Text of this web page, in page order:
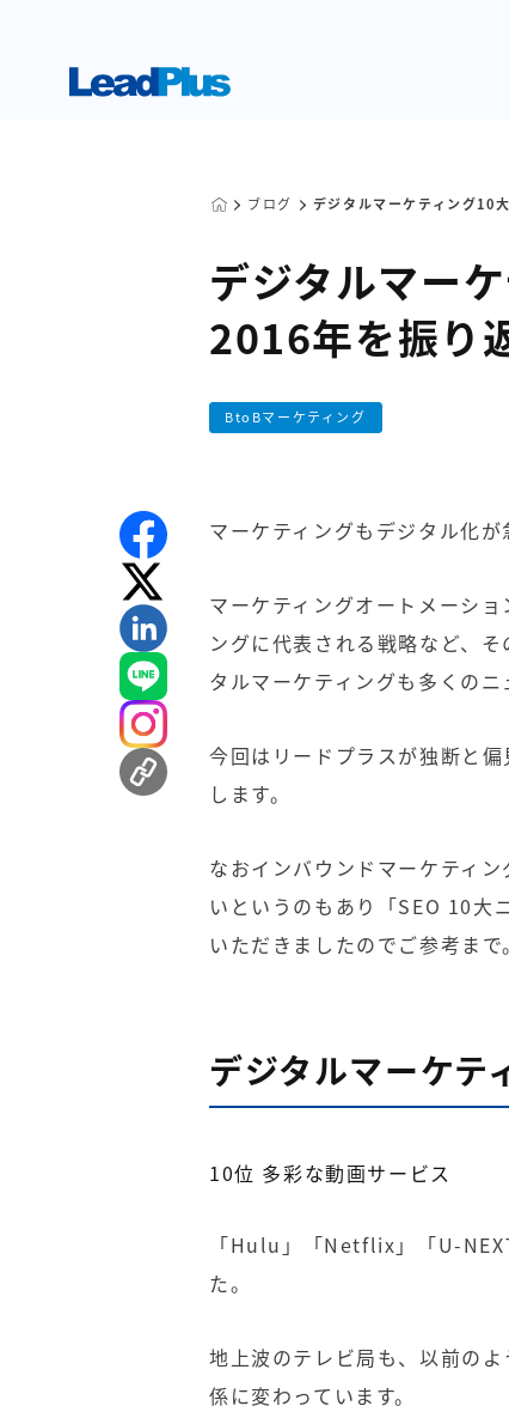
ブログ デジタルマーケティング10
デジタルマー
2016年を振り
BtoBマーケティング
マーケティングもデジタル化
マーケティングオートメーショ
ングに代表される戦略など、そ
タルマーケティングも多くの
今回はリードプラスが独断と
します。
なおインバウンドマーケティン
いというのもあり「SEO 10大
いただきましたのでご参考まで。
デジタルマーケテ
10位 多彩な動画サービス
「Hulu 」「Netflix 」「U-
た。
地上波のテレビ局も、以前の
係に変わっています。